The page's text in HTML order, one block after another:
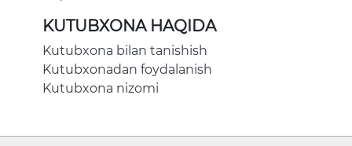
KUTUBXONA HAQIDA
Kutubxona bilan tanishish
Kutubxonadan foydalanish
Kutubxona nizomi